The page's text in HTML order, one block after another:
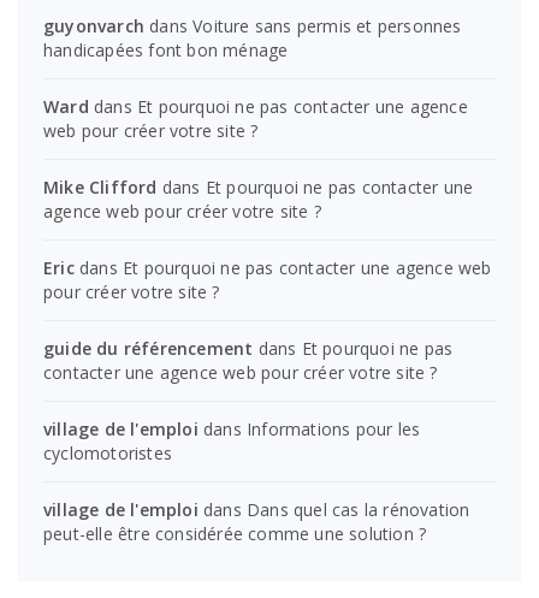
guyonvarch dansVoiture sans permis et personnes
handicapées font bon ménage
Ward dans Et pourquoi ne pas contacter une agence
web pour créer votre site ?
Mike Clifford dans Et pourquoi ne pas contacter une
agence web pour créer votre site ?
Ericdans Et pourquoi ne pas contacter une agence web
pour créer votre site ?
guide du référencement dans Et pourquoi ne pas
contacter une agence web pour créer votre site ?
village de l'emploi dans Informations pour les
cyclomotoristes
village de l'emploi dans Dans quel cas la rénovation
peut-elle être considérée comme une solution ?